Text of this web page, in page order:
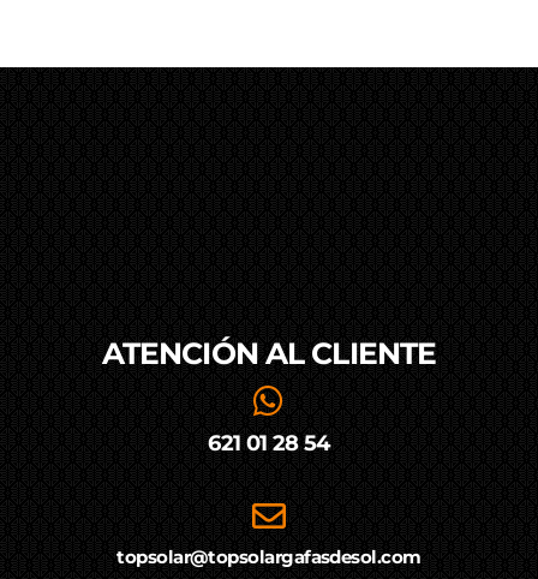
ATENCIÓN AL CLIENTE
621 01 28 54
topsolar@topsolargafasdesol.com